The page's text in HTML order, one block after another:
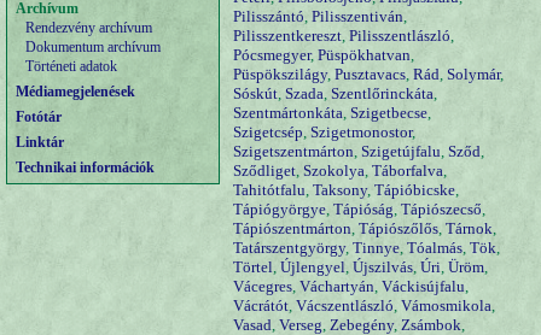
Archívum
Rendezvény archívum
Dokumentum archívum
Történeti adatok
Médiamegjelenések
Fotótár
Linktár
Technikai információk
Pilisszántó, Pilisszentiván,
Pilisszentkereszt, Pilisszentlászló,
Pócsmegyer, Püspökhatvan,
Püspökszilágy, Pusztavacs, Rád, Solymár,
Sóskút, Szada, Szentlőrinckáta,
Szentmártonkáta, Szigetbecse,
Szigetcsép, Szigetmonostor,
Szigetszentmárton, Szigetújfalu, Sződ,
Sződliget, Szokolya, Táborfalva,
Tahitótfalu, Taksony, Tápióbicske,
Tápiógyörgye, Tápióság, Tápiószecső,
Tápiószentmárton, Tápiószőlős, Tárnok,
Tatárszentgyörgy, Tinnye, Tóalmás, Tök,
Törtel, Újlengyel, Újszilvás, Úri, Üröm,
Vácegres, Váchartyán, Váckisújfalu,
Vácrátót, Vácszentlászló, Vámosmikola,
Vasad, Verseg, Zebegény, Zsámbok,